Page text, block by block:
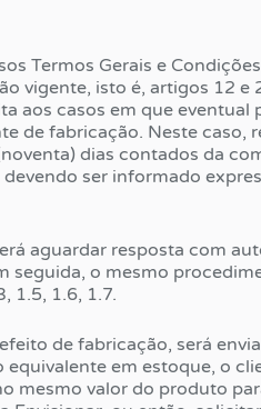
Termos Gerais e
vigente, isto é, artigos 12 e
aos casos em que eventual
de fabricação. Neste caso,
dias contados da
devendo ser informado
aguardar resposta com
seguida, o mesmo
1.5, 1.6, 1.7.
de fabricação, será
em estoque, o
mesmo valor do produto